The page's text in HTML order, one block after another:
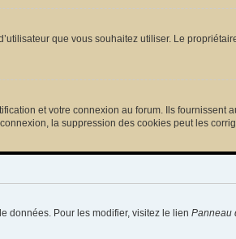
que vous souhaitez utiliser. Le
et votre connexion au forum. Ils
la suppression des cookies peut les
données. Pour les modifier, visitez le lien Panneau